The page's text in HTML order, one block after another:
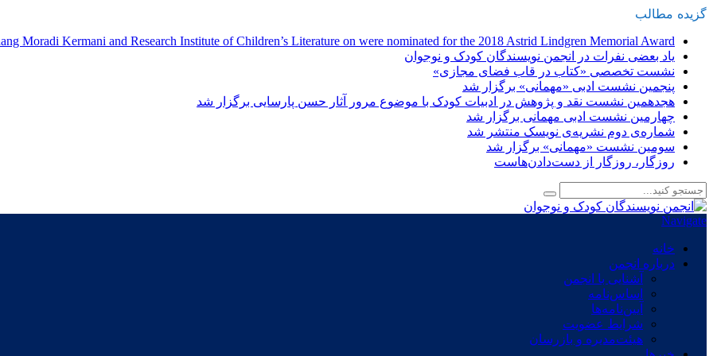
گزیده مطالب
Moradi Kermani and Research Institute of Children’s Literature on were nominated for the 2018 Astrid Lindgren Memorial Award
یاد بعضی نفرات در انجمن نویسندگان کودک و نوجوان
نشست تخصصی «کتاب در قاب فضای مجازی»
پنجمین نشست ادبی «مهمانی» برگزار شد
هجدهمین نشست نقد و پژوهش در ادبیات کودک با موضوع مرور آثار حسن پارسایی برگزار شد
چهارمین نشست ادبی مهمانی برگزار شد
شماره‌ی دوم نشریه‌ی نویسک منتشر شد
سومین نشست «مهمانی» برگزار شد
روزگار، روزگار از دست‌دادن‌هاست
Navigate
خانه
درباره انجمن
آشنایی با انجمن
اساس‌نامه
آیین‌نامه‌ها
شرایط عضویت
هیئت‌مدیره و بازرسان